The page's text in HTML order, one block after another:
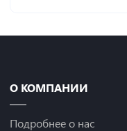
О КОМПАНИИ
Подробнее о нас